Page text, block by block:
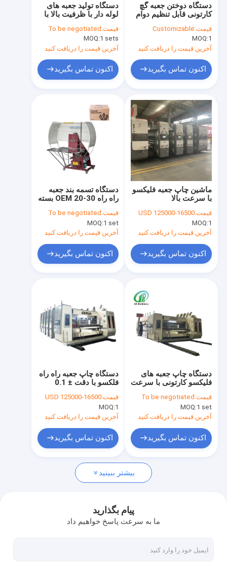
نمایش VR
درباره ما
کنترل کیفیت
با ما تماس بگیرید
درخواست نقل قول
دستگاه چاپ فلکسو کارتن راه راه
دستگاه برش قالب کارتن راه راه
خط تولید مقوا راه راه
دستگاه تولید جعبه های
لوله دار با ظرفیت بالا با
تولید حجم بزرگ
قیمت: To be negotiated
MOQ:1 sets
آخرین قیمت را دریافت کنید
اکنون تماس بگیرید
دستگاه دوختن جعبه گچ
کارتونی قابل تنظیم دوام
قیمت:Customizable
MOQ:1
آخرین قیمت را دریافت کنید
اکنون تماس بگیرید
دستگاه تسمه بند جعبه
راه راه OEM 20-30 بسته
قیمت: To be negotiated
MOQ:1 set
آخرین قیمت را دریافت کنید
اکنون تماس بگیرید
ماشین چاپ جعبه فلیکسو
با سرعت بالا
قیمت:16500-125000 USD
MOQ:1
آخرین قیمت را دریافت کنید
اکنون تماس بگیرید
دستگاه چاپ جعبه راه راه
فلکسو با دقت ± 0.1
1600 میلی متر
قیمت:16500-125000 USD
MOQ:1
آخرین قیمت را دریافت کنید
اکنون تماس بگیرید
دستگاه چاپ جعبه های
فلیکسو کارتونی با سرعت
قیمت: To be negotiated
MOQ:1 set
آخرین قیمت را دریافت کنید
اکنون تماس بگیرید
بیشتر ببینید
پیام بگذارید
ما به سرعت پاسخ خواهیم داد